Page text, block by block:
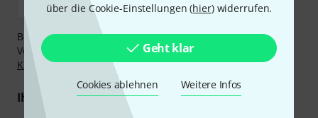
über die Cookie-Einstellungen (hier) widerrufen.
Geht klar
Cookies ablehnen Weitere Infos
Bezahlen Sie vertraulich und sicher per Nachnahme,
Vorkasse, PayPal, Amazon Pay,Klarna Sofort bezahlen
,
Klarna Ratenzahlungoder Kreditkarte.
Ihre Vorteile